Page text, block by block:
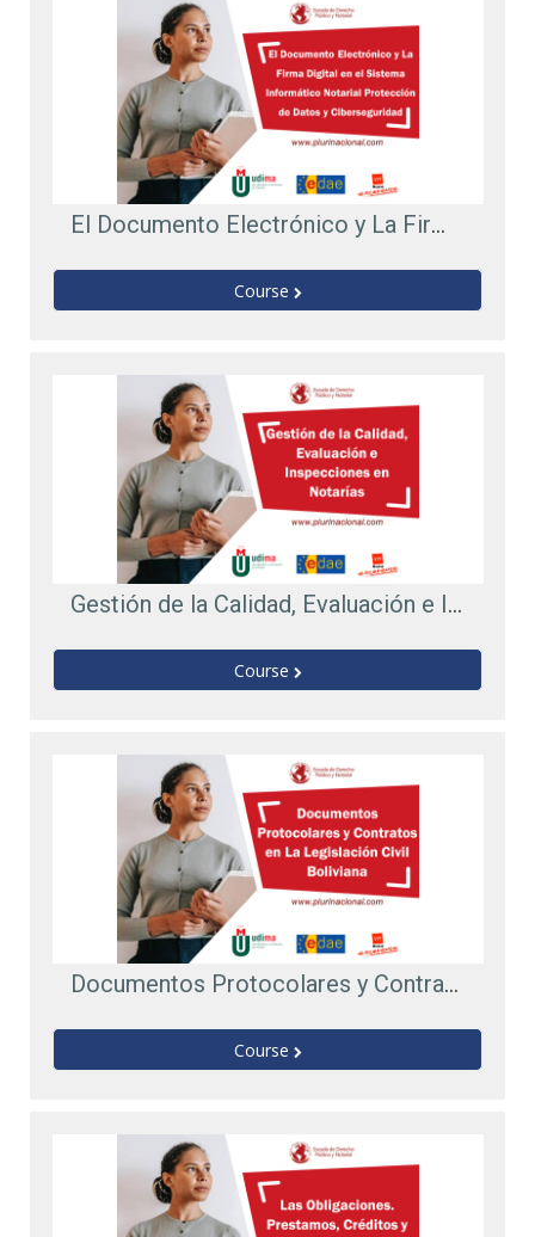
El Documento Electrónico y La Firma Digital en el Sistema Informático Notarial Protección de Datos y Ciberseguridad
Course
Gestión de la Calidad, Evaluación e Inspecciones en Notarías
Course
Documentos Protocolares y Contratos en La Legislación Civil Boliviana (E120)
Course